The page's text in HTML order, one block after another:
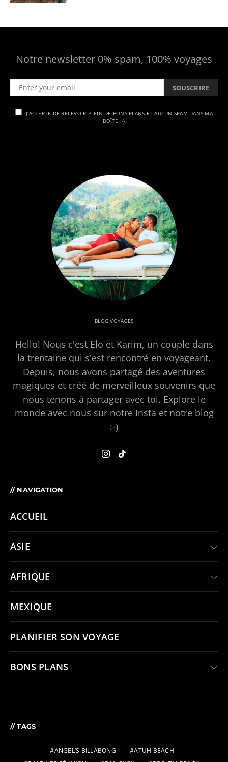
Notre newsletter 0% spam, 100% voyages
SOUSCRIRE
J'ACCEPTE DE RECEVOIR PLEIN DE BONS PLANS ET AUCUN SPAM DANS MA
BOÎTE :-)
BLOG VOYAGES
Hello! Nous c'est Elo et Karim, un couple dans
la trentaine qui s'est rencontré en voyageant.
Depuis, nous avons partagé des aventures
magiques et créé de merveilleux souvenirs que
nous tenons à partager avec toi. Explore le
monde avec nous sur notre Insta et notre blog
:-)
// NAVIGATION
ACCUEIL
ASIE
AFRIQUE
MEXIQUE
PLANIFIER SON VOYAGE
BONS PLANS
// TAGS
ANGEL’S BILLABONG
ATUH BEACH